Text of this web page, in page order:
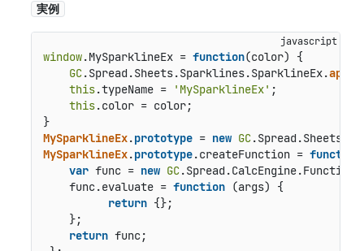
実例
window.MySparklineEx = function(color) {
GC.Spread.Sheets.Sparklines.SparklineEx.apply
this.typeName = 'MySparklineEx' ;
this.color = color;
}
MySparklineEx.prototype = new GC.Spread.Sheets
MySparklineEx.prototype.createFunction = function
var func = new GC.Spread.CalcEngine.Functions
    func.
evaluate = function (args) {
return {};
    };
return func;